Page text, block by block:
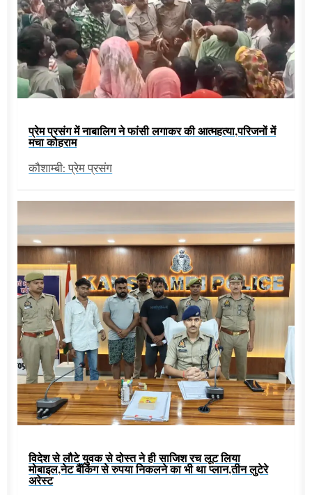
प्रेम प्रसंग में नाबालिग ने फांसी लगाकर की आत्महत्या,परिजनों में
मचा कोहराम
कौशाम्बी: प्रेम प्रसंग
विदेश से लौटे युवक से दोस्त ने ही साजिश रच लूट लिया
मोबाइल,नेट बैंकिंग से रुपया निकलने का भी था प्लान,तीन लुटेरे
अरेस्ट